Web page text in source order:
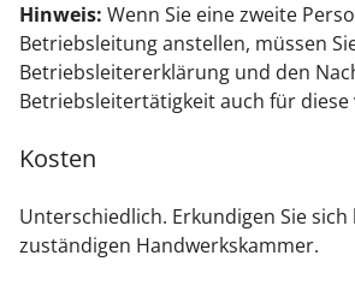
Hinweis: Wenn Sie eine zweite
Betriebsleitung anstellen, müssen
Betriebsleitererklärung und den
Betriebsleitertätigkeit auch für diese
Kosten
Unterschiedlich. Erkundigen Sie sich
zuständigen Handwerkskammer.